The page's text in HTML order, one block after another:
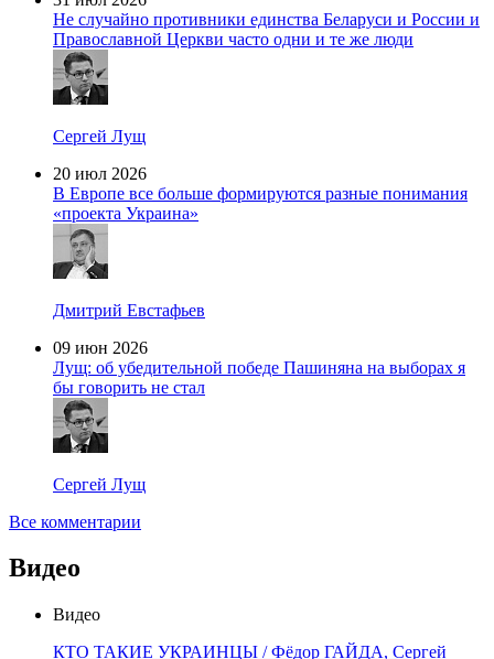
Не случайно противники единства Беларуси и России и
Православной Церкви часто одни и те же люди
Сергей Лущ
20 июл 2026
В Европе все больше формируются разные понимания
«проекта Украина»
Дмитрий Евстафьев
09 июн 2026
Лущ: об убедительной победе Пашиняна на выборах я
бы говорить не стал
Сергей Лущ
Все комментарии
Видео
Видео
КТО ТАКИЕ УКРАИНЦЫ / Фёдор ГАЙДА, Сергей